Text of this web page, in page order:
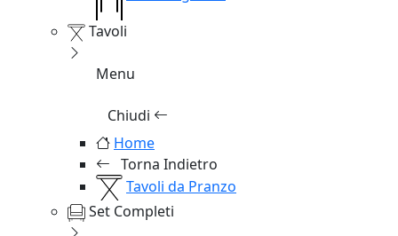
Tavoli
Menu
Chiudi
Home
Torna Indietro
Tavoli da Pranzo
Set Completi